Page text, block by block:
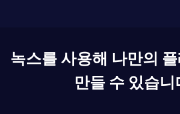
녹스를 사용해 나만의
만들 수 있습니